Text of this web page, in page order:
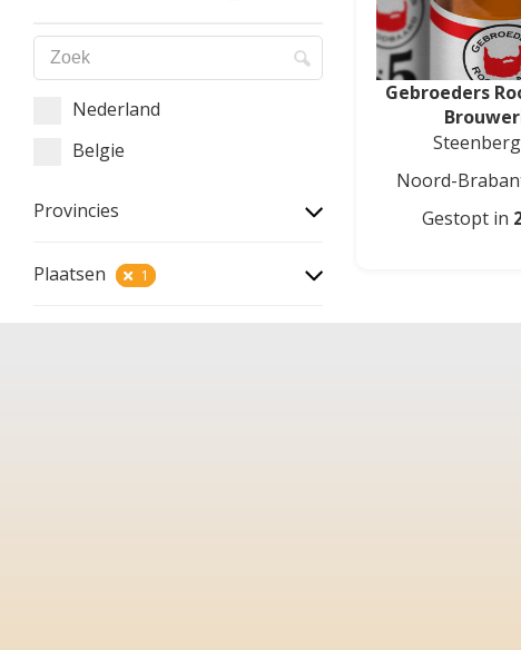
Nederland
Belgie
Provincies
Plaatsen 1
Gebroeders
Noord-
Gestopt in